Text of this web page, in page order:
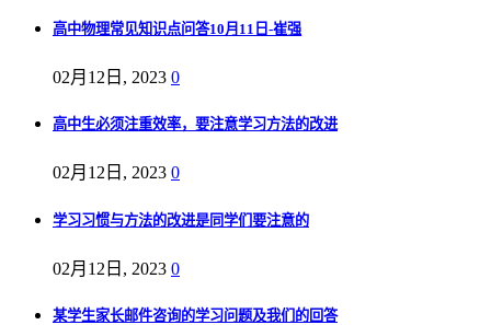
高中物理常见知识点问答10月11日-崔强
02月12日, 2023 0
高中生必须注重效率，要注意学习方法的改进
02月12日, 2023 0
学习习惯与方法的改进是同学们要注意的
02月12日, 2023 0
某学生家长邮件咨询的学习问题及我们的回答